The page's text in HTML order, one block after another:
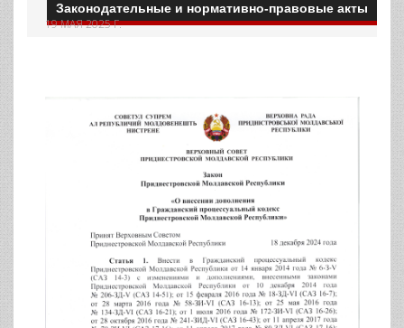
Законодательные и нормативно-правовые акты
19 МАЯ 2025 Г.